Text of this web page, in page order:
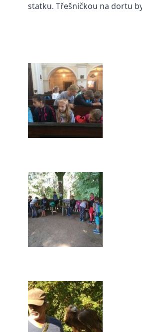
statku. Třešničkou na dortu